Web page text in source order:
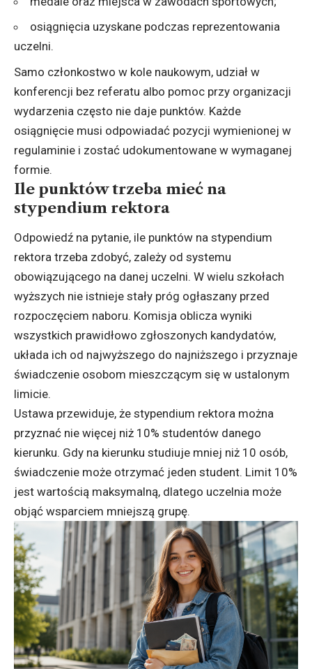
osiągnięcia uzyskane podczas reprezentowania
uczelni.
Samo członkostwo w kole naukowym, udział w
konferencji bez referatu albo pomoc przy organizacji
wydarzenia często nie daje punktów. Każde
osiągnięcie musi odpowiadać pozycji wymienionej w
regulaminie i zostać udokumentowane w wymaganej
formie.
Ile punktów trzeba mieć na
stypendium rektora
Odpowiedź na pytanie, ile punktów na stypendium
rektora trzeba zdobyć, zależy od systemu
obowiązującego na danej uczelni. W wielu szkołach
wyższych nie istnieje stały próg ogłaszany przed
rozpoczęciem naboru. Komisja oblicza wyniki
wszystkich prawidłowo zgłoszonych kandydatów,
układa ich od najwyższego do najniższego i przyznaje
świadczenie osobom mieszczącym się w ustalonym
limicie.
Ustawa przewiduje, że stypendium rektora można
przyznać nie więcej niż 10% studentów danego
kierunku. Gdy na kierunku studiuje mniej niż 10 osób,
świadczenie może otrzymać jeden student. Limit 10%
jest wartością maksymalną, dlatego uczelnia może
objąć wsparciem mniejszą grupę.